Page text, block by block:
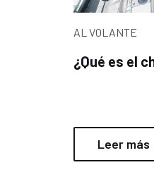
AL VOLANTE
¿Qué es el
Leer más